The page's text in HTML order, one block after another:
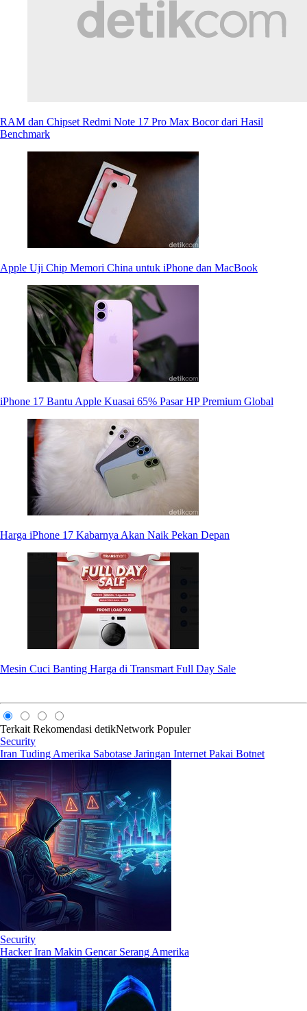
RAM dan Chipset Redmi Note 17 Pro Max Bocor dari Hasil
Benchmark
Apple Uji Chip Memori China untuk iPhone dan MacBook
iPhone 17 Bantu Apple Kuasai 65% Pasar HP Premium Global
Harga iPhone 17 Kabarnya Akan Naik Pekan Depan
Mesin Cuci Banting Harga di Transmart Full Day Sale
Terkait Rekomendasi detikNetwork Populer
Security
Iran Tuding Amerika Sabotase Jaringan Internet Pakai Botnet
Security
Hacker Iran Makin Gencar Serang Amerika